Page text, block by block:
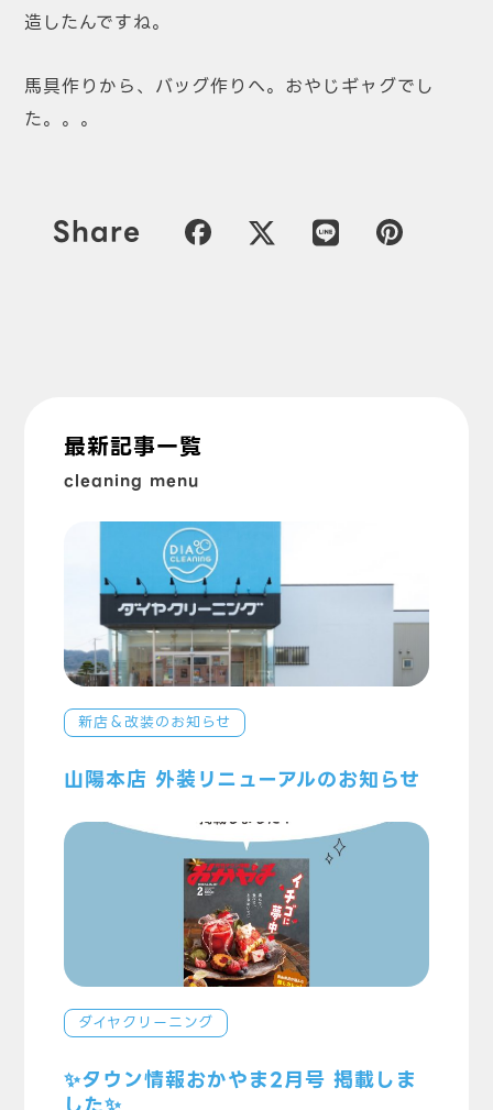
造したんですね。
馬具作りから、バッグ作りへ。おやじギャグでし
た。。。
Share
最新記事一覧
cleaning menu
新店＆改装のお知らせ
山陽本店 外装リニューアルのお知らせ
ダイヤクリーニング
✨タウン情報おかやま2月号 掲載しま